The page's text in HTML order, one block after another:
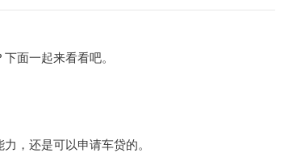
面一起来看看吧。
，还是可以申请车贷的。